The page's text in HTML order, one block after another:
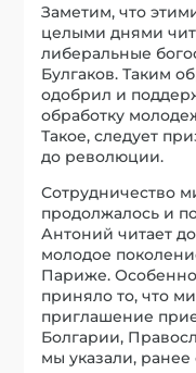
Заметим, что
целыми днями
либеральные
Булгаков. Таким
одобрил и
обработку
Такое, следует
до революции.
Сотрудничество
продолжалось и
Антоний читает
молодое
Париже. Особенно
приняло то, что
приглашение
Болгарии,
мы указали, ранее